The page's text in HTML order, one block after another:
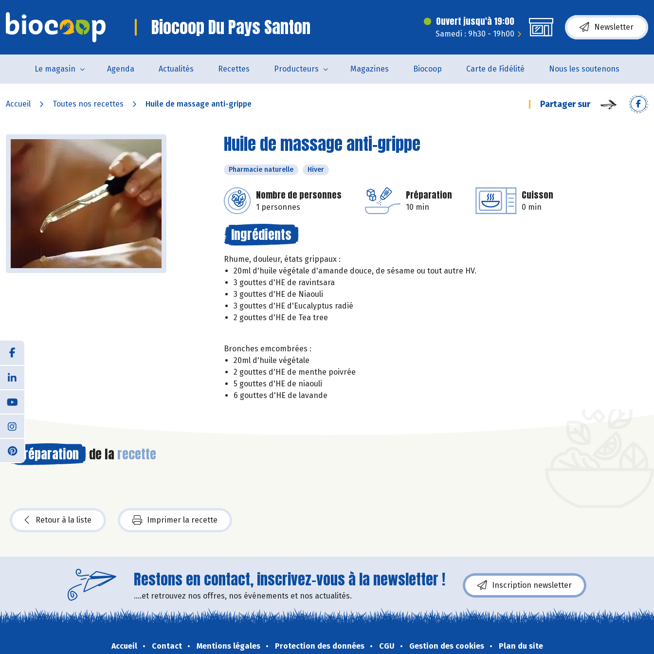
Biocoop Du Pays Santon Ouvert jusqu'à 19:00
Samedi : 9h30 - 19h00
Newsletter
Le magasin Agenda Actualités Recettes Producteurs Magazines Biocoop Carte de Fidélité Nous les soutenons
Accueil Toutes nos recettes Huile de massage anti-grippe Partager sur
Huile de massage anti-grippe
Pharmacie naturelle Hiver
Nombre de personnes
1 personnes
Préparation
10 min
Cuisson
0 min
Ingrédients
Rhume, douleur, états grippaux :
20ml d'huile végétale d'amande douce, de sésame ou tout autre HV.
3 gouttes d'HE de ravintsara
3 gouttes d'HE de Niaouli
3 gouttes d'HE d'Eucalyptus radié
2 gouttes d'HE de Tea tree
Bronches emcombrées :
20ml d'huile végétale
2 gouttes d'HE de menthe poivrée
5 gouttes d'HE de niaouli
6 gouttes d'HE de lavande
Préparation de la recette
Retour à la liste Imprimer la recette
Restons en contact, inscrivez-vous à la newsletter !
....et retrouvez nos offres, nos événements et nos actualités.
Inscription newsletter
Accueil Contact Mentions légales Protection des données CGU Gestion des cookies Plan du site